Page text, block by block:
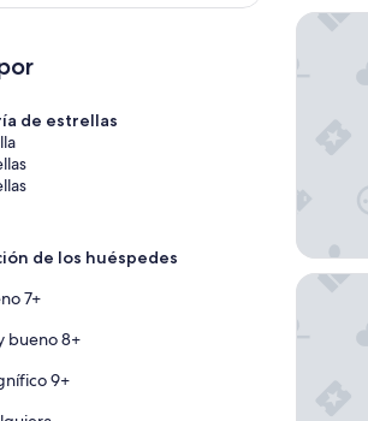
de estrellas
de los huéspedes
7+
bueno 8+
9+
Puerto
Hotel